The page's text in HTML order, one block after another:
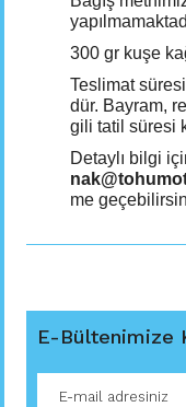
300 gr kuşe
Teslimat
dür. Bayram,
gili tatil süresi
Detaylı bilgi
me
E-Bültenimize